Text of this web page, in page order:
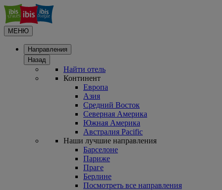
МЕНЮ
Направления
Назад
Найти отель
Континент
Европа
Азия
Средний Восток
Северная Америка
Южная Америка
Австралия Pacific
Наши лучшие направления
Барселоне
Париже
Праге
Берлине
Посмотреть все направления